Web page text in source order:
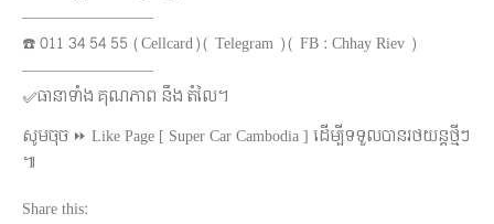
————————–
☎️ 011 34 54 55 (Cellcard)( Telegram )( FB : Chhay Riev )
————————–
✅ធានាទាំង គុណភាព នឹង តំលៃ។
សូមចុច ⏩ Like Page [ Super Car Cambodia ] ដើម្បីទទួលបានរថយន្ដថ្មីៗ
៕
Share this: